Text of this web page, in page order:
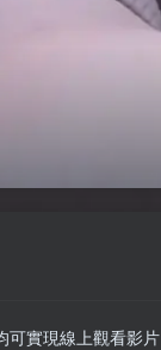
可實現線上觀看影片